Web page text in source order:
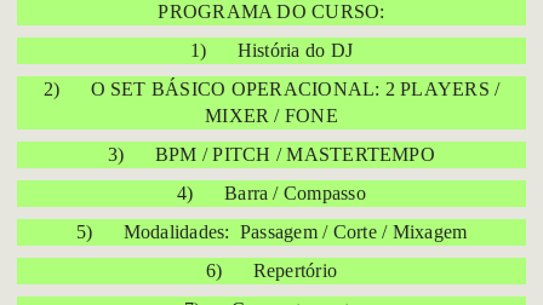
PROGRAMA DO CURSO:
1) História do DJ
2) O SET BÁSICO OPERACIONAL: 2 PLAYERS /
MIXER / FONE
3) BPM / PITCH / MASTERTEMPO
4) Barra / Compasso
5) Modalidades: Passagem / Corte / Mixagem
6) Repertório